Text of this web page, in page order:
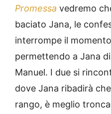
Promessa vedremo
baciato Jana, le
interrompe il
permettendo a Jana
Manuel. I due si
dove Jana ribadirà
rango, è meglio